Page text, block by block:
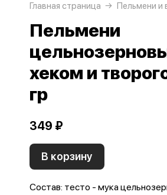
Главная страница Пельмени и
Пельмени
хеком и
гр
349 ₽
В корзину
Состав: тесто - мука